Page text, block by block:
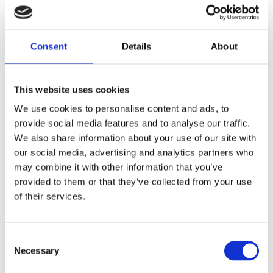
Consent Details About
This website uses cookies
We use cookies to personalise content and ads, to
provide social media features and to analyse our traffic.
We also share information about your use of our site with
our social media, advertising and analytics partners who
may combine it with other information that you’ve
provided to them or that they’ve collected from your use
of their services.
Selection
Necessary
stentvättad touch för en
härlig " jeans-immitation".
79
Stl. 15x30 cm, Grillvante
VIMMERBY med söta hus,
gjort av en svensk designer.
Hank för upphängning.
bomull, rutig i rost
63 % SUPERPRIS
2-pack, återvunnen
bomull, randig och
51 % SUPERPRIS